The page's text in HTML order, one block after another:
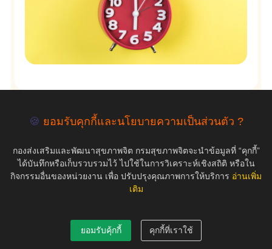
empty
🍪 ยอมรับคุกกี้และนโยบายความเป็นส่วนตัว ?
กองส่งเสริมและพัฒนาสุขภาพจิต กรมสุขภาพจิตจะนำข้อมูลที่ “คุกกี้”
ได้บันทึกหรือเก็บรวบรวมไว้ ไปใช้ในการวิเคราะห์เชิงสถิติ หรือใน
กิจกรรมอื่นของหน่วยงาน เพื่อ ปรับปรุงคุณภาพการให้บริการ อ่านเพิ่ม
เติม
ยอมรับคุ้กกี้ คุกกี้ที่เราใช้